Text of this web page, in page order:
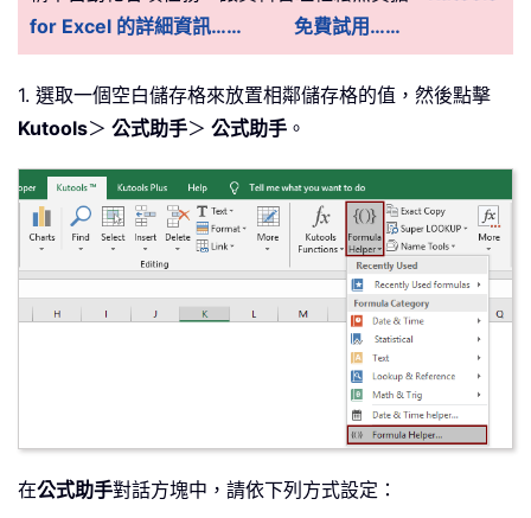
for Excel 的詳細資訊……
免費試用……
1. 選取一個空白儲存格來放置相鄰儲存格的值，然後點擊
Kutools＞ 公式助手＞ 公式助手 。
在公式助手對話方塊中，請依下列方式設定：